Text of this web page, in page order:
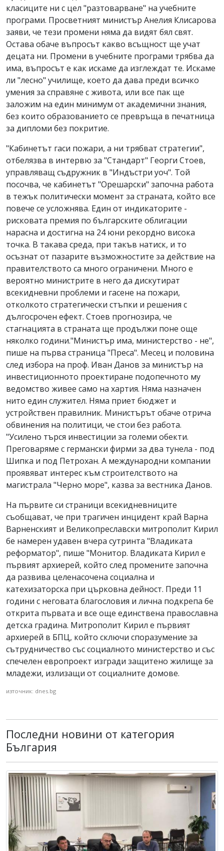
класиците ни с цел "разтоварване" на учебните
програми. Просветният министър Анелия Клисарова
заяви, че тези промени няма да видят бял свят.
Остава обаче въпросът какво всъщност ще учат
децата ни. Промени в учебните програми трябва да
има, въпросът е как искаме да изглеждат те. Искаме
ли "лесно" училище, което да дава преди всичко
умения за справяне с живота, или все пак ще
заложим на един минимум от академични знания,
без които образованието се превръща в печатница
за дипломи без покритие.
"Кабинетът гаси пожари, а ни трябват стратегии",
отбелязва в интервю за "Стандарт" Георги Стоев,
управляващ съдружник в "Индъстри уоч". Той
посочва, че кабинетът "Орешарски" започна работа
в тежък политически момент за страната, който все
повече се усложнява. Един от индикаторите -
рисковата премия по българските облигации
нарасна и достигна на 24 юни рекордно висока
точка. В такава среда, при такъв натиск, и то
осъзнат от пазарите възможностите за действие на
правителството са много ограничени. Много е
вероятно министрите в него да дискутират
всекидневни проблеми и гасене на пожари,
отколкото стратегически стъпки и решения с
дългосрочен ефект. Стоев прогнозира, че
стагнацията в страната ще продължи поне още
няколко години."Министър има, министерство - не",
пише на първа страница "Преса". Месец и половина
след избора на проф. Иван Данов за министър на
инвестиционното проектиране подопечното му
ведомство живее само на хартия. Няма назначен
нито един служител. Няма приет бюджет и
устройствен правилник. Министърът обаче отрича
обвинения на политици, че стои без работа.
"Усилено търся инвестиции за големи обекти.
Преговаряме с германски фирми за два тунела - под
Шипка и под Петрохан. А международни компании
проявяват интерес към строителството на
магистрала "Черно море", казва за вестника Данов.
На първите си страници всекидневниците
съобщават, че при трагичен инцидент край Варна
Варненският и Великопреславски митрополит Кирил
бе намерен удавен вчера сутринта "Владиката
реформатор", пише "Монитор. Владиката Кирил е
първият архиерей, който след промените започна
да развива целенасочена социална и
катехизаторска при църковна дейност. Преди 11
години с неговата благословия и лична подкрепа бе
открита първата и все още единствена православна
детска градина. Митрополит Кирил е първият
архиерей в БПЦ, който сключи споразумение за
сътрудничество със социалното министерство и със
спечелен европроект изгради защитено жилище за
младежи, излизащи от социалните домове.
източник: dnes.bg
Последни новини от категория
България